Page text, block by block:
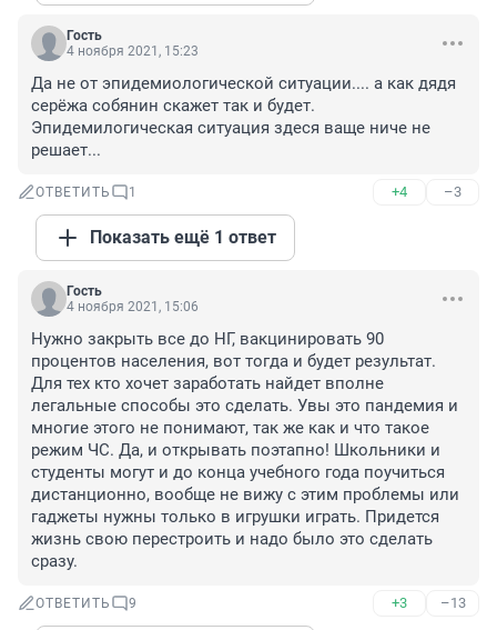
Гость
4 ноября 2021, 15:23
Да не от эпидемиологической ситуации.... а как дядя
серёжа собянин скажет так и будет.
Эпидемилогическая ситуация здеся ваще ниче не
решает...
ОТВЕТИТЬ 1 +4 –3
Показать ещё 1 ответ
Гость
4 ноября 2021, 15:06
Нужно закрыть все до НГ, вакцинировать 90
процентов населения, вот тогда и будет результат.
Для тех кто хочет заработать найдет вполне
легальные способы это сделать. Увы это пандемия и
многие этого не понимают, так же как и что такое
режим ЧС. Да, и открывать поэтапно! Школьники и
студенты могут и до конца учебного года поучиться
дистанционно, вообще не вижу с этим проблемы или
гаджеты нужны только в игрушки играть. Придется
жизнь свою перестроить и надо было это сделать
сразу.
ОТВЕТИТЬ 9 +3 –13